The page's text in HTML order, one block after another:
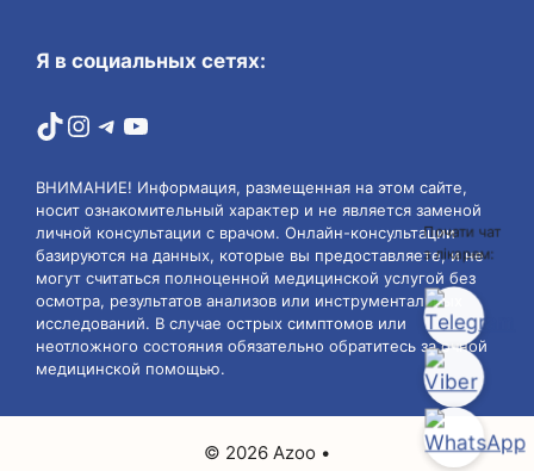
Я в социальных сетях:
TikTok
Instagram
Telegram
YouTube
ВНИМАНИЕ! Информация, размещенная на этом сайте,
носит ознакомительный характер и не является заменой
личной консультации с врачом. Онлайн-консультации
базируются на данных, которые вы предоставляете, и не
могут считаться полноценной медицинской услугой без
осмотра, результатов анализов или инструментальных
исследований. В случае острых симптомов или
неотложного состояния обязательно обратитесь за очной
медицинской помощью.
© 2026 Azoo •
Почати чат
з лікарем: